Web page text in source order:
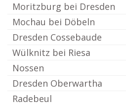
Moritzburg bei Dresden
Mochau bei Döbeln
Dresden Cossebaude
Wülknitz bei Riesa
Nossen
Dresden Oberwartha
Radebeul